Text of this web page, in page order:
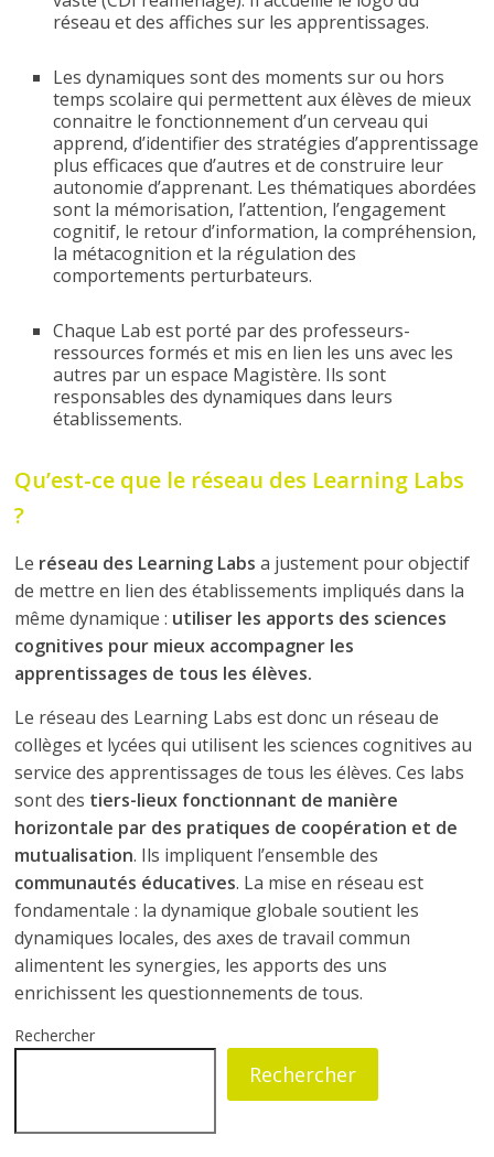
réseau et des affiches sur les apprentissages.
Les dynamiques sont des moments sur ou hors
temps scolaire qui permettent aux élèves de mieux
connaitre le fonctionnement d’un cerveau qui
apprend, d’identifier des stratégies d’apprentissage
plus efficaces que d’autres et de construire leur
autonomie d’apprenant. Les thématiques abordées
sont la mémorisation, l’attention, l’engagement
cognitif, le retour d’information, la compréhension,
la métacognition et la régulation des
comportements perturbateurs.
Chaque Lab est porté par des professeurs-
ressources formés et mis en lien les uns avec les
autres par un espace Magistère. Ils sont
responsables des dynamiques dans leurs
établissements.
Qu’est-ce que le réseau des Learning Labs
?
Le réseau des Learning Labsa justement pour objectif
de mettre en lien des établissements impliqués dans la
même dynamique : utiliser les apports des sciences
cognitives pour mieux accompagner les
apprentissages de tous les élèves.
Le réseau des Learning Labs est donc un réseau de
collèges et lycées qui utilisent les sciences cognitives au
service des apprentissages de tous les élèves. Ces labs
sont des tiers-lieux fonctionnant de manière
horizontale par des pratiques de coopération et de
mutualisation. Ils impliquent l’ensemble des
communautés éducatives. La mise en réseau est
fondamentale : la dynamique globale soutient les
dynamiques locales, des axes de travail commun
alimentent les synergies, les apports des uns
enrichissent les questionnements de tous.
Rechercher
Rechercher